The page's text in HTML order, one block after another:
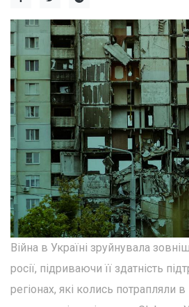
Війна в Україні зруйнувала
росії, підриваючи її здатність
регіонах, які колись потрапляли в